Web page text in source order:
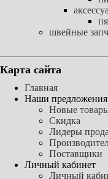
швейные
Карта сайта
Главная
Наши предложения
Новые
Скидка
Лидеры
Поставщики
Личный кабинет
Личный